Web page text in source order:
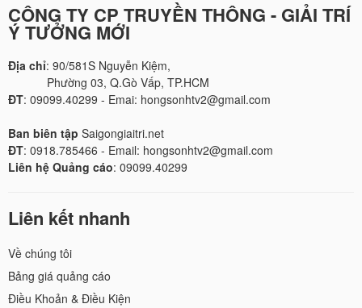
CÔNG TY CP TRUYỀN THÔNG - GIẢI TRÍ
Ý TƯỞNG MỚI
Địa chỉ: 90/581S Nguyễn Kiệm,
Phường 03, Q.Gò Vấp, TP.HCM
ĐT: 09099.40299 - Emai: hongsonhtv2@gmail.com
Ban biên tập Saigongiaitri.net
ĐT: 0918.785466 - Email: hongsonhtv2@gmail.com
Liên hệ Quảng cáo: 09099.40299
Liên kết nhanh
Về chúng tôi
Bảng giá quảng cáo
Điều Khoản & Điều Kiện